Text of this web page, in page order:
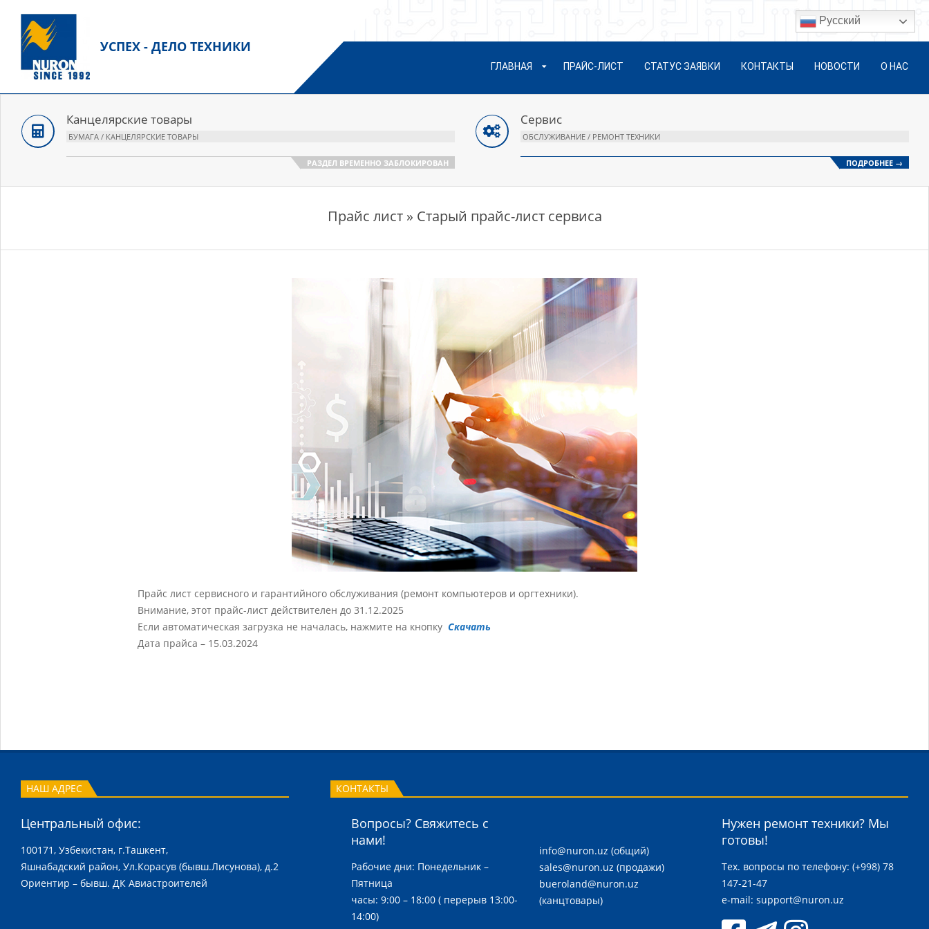
содержанию
УСПЕХ - ДЕЛО ТЕХНИКИ
Основное
меню
ГЛАВНАЯ ПРАЙС-ЛИСТ СТАТУС ЗАЯВКИ КОНТАКТЫ НОВОСТИ О НАС
Канцелярские товары
БУМАГА / КАНЦЕЛЯРСКИЕ ТОВАРЫ
РАЗДЕЛ ВРЕМЕННО ЗАБЛОКИРОВАН
Сервис
ОБСЛУЖИВАНИЕ / РЕМОНТ ТЕХНИКИ
ПОДРОБНЕЕ →
Прайс лист » Старый прайс-лист сервиса
С
т
п
а
с
-
л
Прайс лист сервисного и гарантийного обслуживания (ремонт компьютеров и оргтехники).
Внимание, этот прайс-лист действителен до 31.12.2025
Если автоматическая загрузка не началась, нажмите на кнопку Скачать
Дата прайса – 15.03.2024
09-
НАШ АДРЕС
Центральный офис:
100171, Узбекистан, г.Ташкент,
Яшнабадский район, Ул.Корасув (бывш.Лисунова), д.2
Ориентир – бывш. ДК Авиастроителей
КОНТАКТЫ
Вопросы? Свяжитесь с
нами!
Рабочие дни: Понедельник –
Пятница
часы: 9:00 – 18:00 ( перерыв 13:00-
14:00)
info@nuron.uz (общий)
sales@nuron.uz (продажи)
bueroland@nuron.uz
(канцтовары)
Нужен ремонт техники? Мы
готовы!
Тех. вопросы по телефону: (+998) 78
147-21-47
e-mail: support@nuron.uz
Русский